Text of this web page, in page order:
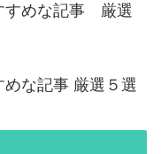
すめな記事 厳選
な記事 厳選５選